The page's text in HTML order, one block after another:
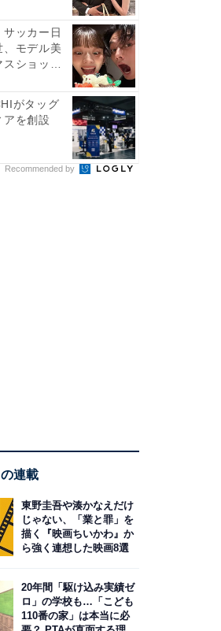
サッカー日
、モデル美
スショット
がタッグ
アを創設
Recommended by
連載
東野圭吾や湊かなえだけ
じゃない、「業と罪」を
描く『映画ちいかわ』か
ら強く連想した映画8選
20年間「駆け込み実績ゼ
ロ」の学校も…「こども
110番の家」は本当に必